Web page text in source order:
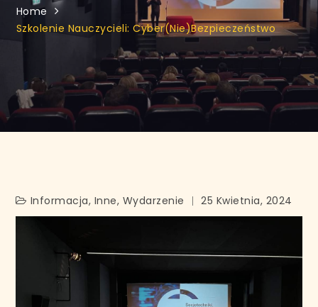
Home
Szkolenie Nauczycieli: Cyber(nie)bezpieczeństwo
Informacja, Inne, Wydarzenie 25 Kwietnia, 2024